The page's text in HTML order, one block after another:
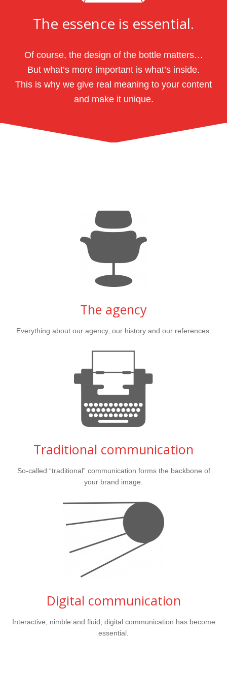
The essence is essential.
Of course, the design of the bottle matters…
But what’s more important is what’s inside.
This is why we give real meaning to your content
and make it unique.
The agency
Everything about our agency, our history and our references.
Traditional communication
So-called “traditional” communication forms the backbone of
your brand image.
Digital communication
Interactive, nimble and fluid, digital communication has become
essential.